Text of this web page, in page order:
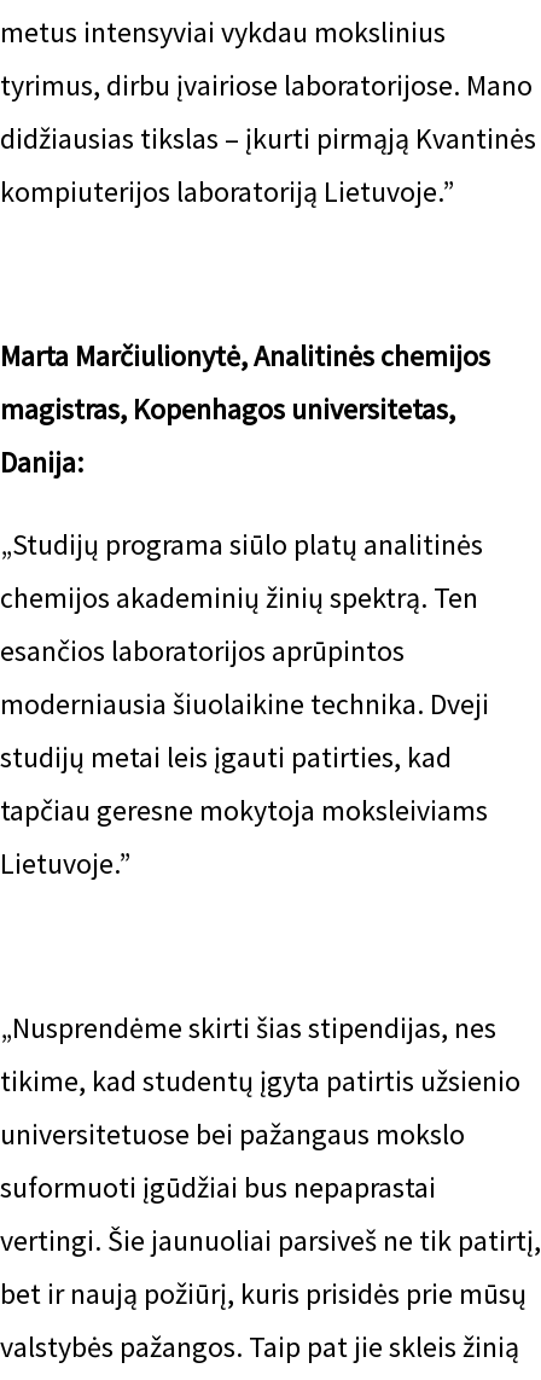
metus intensyviai vykdau mokslinius
tyrimus, dirbu įvairiose laboratorijose. Mano
didžiausias tikslas – įkurti pirmąją Kvantinės
kompiuterijos laboratoriją Lietuvoje.”
Marta Marčiulionytė, Analitinės chemijos
magistras, Kopenhagos universitetas,
Danija:
„Studijų programa siūlo platų analitinės
chemijos akademinių žinių spektrą. Ten
esančios laboratorijos aprūpintos
moderniausia šiuolaikine technika. Dveji
studijų metai leis įgauti patirties, kad
tapčiau geresne mokytoja moksleiviams
Lietuvoje.”
„Nusprendėme skirti šias stipendijas, nes
tikime, kad studentų įgyta patirtis užsienio
universitetuose bei pažangaus mokslo
suformuoti įgūdžiai bus nepaprastai
vertingi. Šie jaunuoliai parsiveš ne tik patirtį,
bet ir naują požiūrį, kuris prisidės prie mūsų
valstybės pažangos. Taip pat jie skleis žinią